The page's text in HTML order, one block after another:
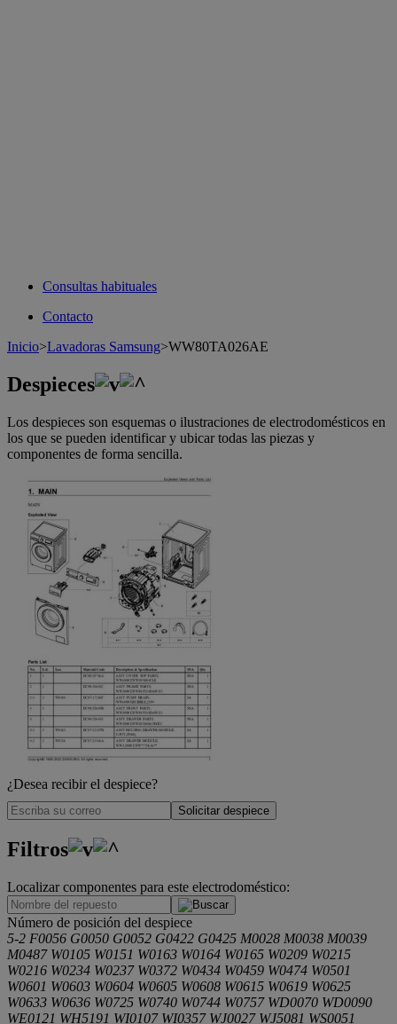
Consultas habituales
Contacto
Inicio>Lavadoras Samsung>WW80TA026AE
Despieces
Los despieces son esquemas o ilustraciones de electrodomésticos en
los que se pueden identificar y ubicar todas las piezas y
componentes de forma sencilla.
¿Desea recibir el despiece?
Solicitar despiece
Filtros
Localizar componentes para este electrodoméstico:
Número de posición del despiece
5-2 F0056 G0050 G0052 G0422 G0425 M0028 M0038 M0039
M0487 W0105 W0151 W0163 W0164 W0165 W0209 W0215
W0216 W0234 W0237 W0372 W0434 W0459 W0474 W0501
W0601 W0603 W0604 W0605 W0608 W0615 W0619 W0625
W0633 W0636 W0725 W0740 W0744 W0757 WD0070 WD0090
WE0121 WH5191 WI0107 WI0357 WJ0027 WJ5081 WS0051